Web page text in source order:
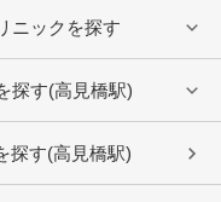
ニックを探す
探す(高見橋駅)
探す(高見橋駅)